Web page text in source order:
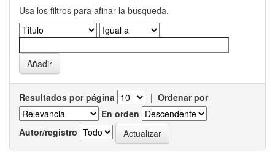
Usa los filtros para afinar la busqueda.
Resultados por página | Ordenar por
En orden
Autor/registro